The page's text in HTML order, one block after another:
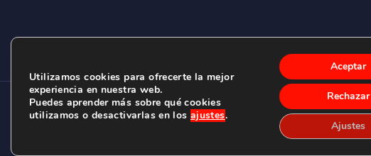
CLUB DE SURF LAS DUNAS ©2026.
C/ BERNARDO ÁLVAREZ GALAN 1, SALINAS (ASTURIAS)
Utilizamos cookies para ofrecerte la mejor
experiencia en nuestra web.
Puedes aprender más sobre qué cookies
utilizamos o desactivarlas en los ajustes.
Aceptar
Rechazar
Ajustes